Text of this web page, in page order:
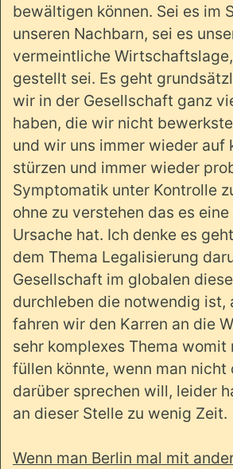
bewältigen können. Sei es im
unseren Nachbarn, sei es
vermeintliche
gestellt sei. Es geht
wir in der Gesellschaft ganz
haben, die wir nicht
und wir uns immer wieder auf
stürzen und immer wieder
Symptomatik unter Kontrolle
ohne zu verstehen das es
Ursache hat. Ich denke es
dem Thema Legalisierung
Gesellschaft im globalen
durchleben die notwendig ist,
fahren wir den Karren an die
sehr komplexes Thema womit
füllen könnte, wenn man
darüber sprechen will, leider
an dieser Stelle zu wenig Zeit.
Wenn man Berlin mal mit